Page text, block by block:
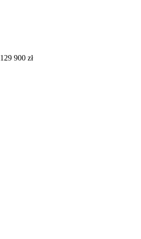
129 900 zł